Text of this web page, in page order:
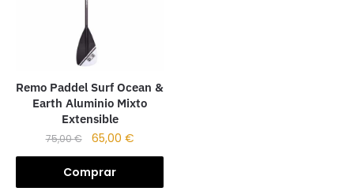
Remo Paddel Surf Ocean &
Earth Aluminio Mixto
Extensible
75,00€ 65,00 €
Comprar